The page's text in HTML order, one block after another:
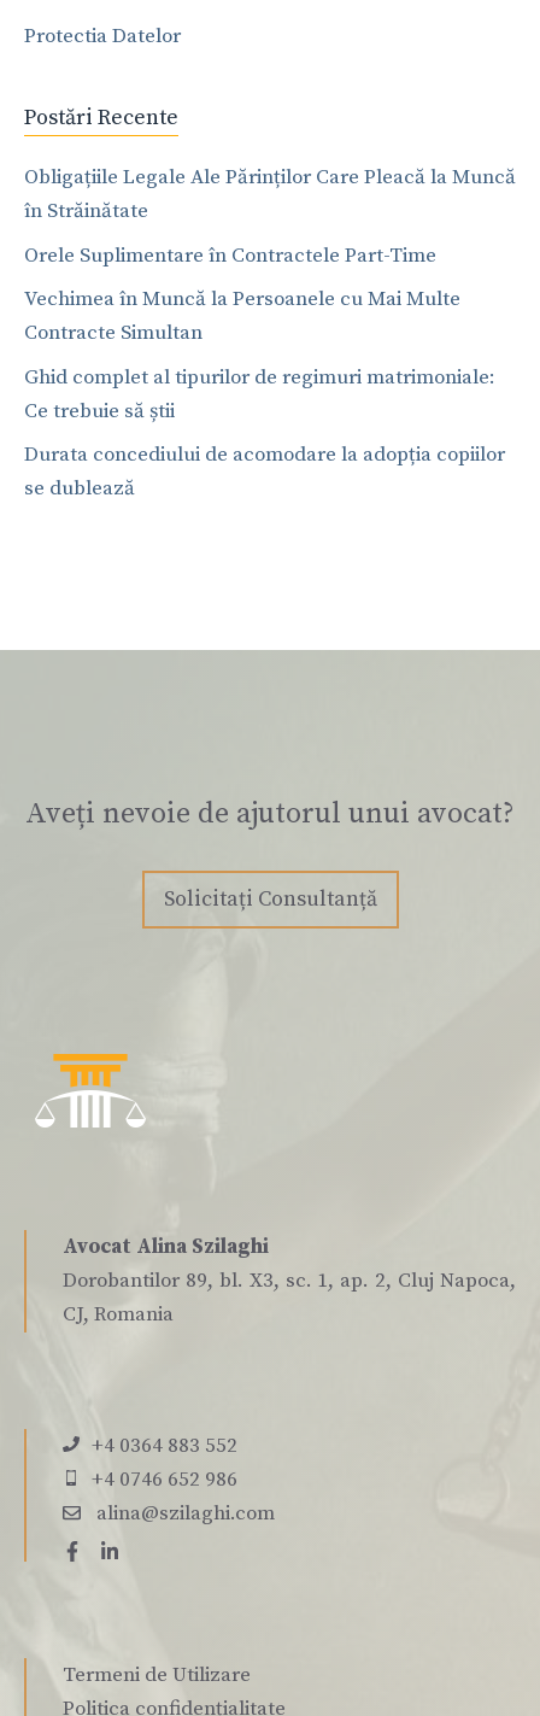
Protectia Datelor
Postări Recente
Obligațiile Legale Ale Părinților Care Pleacă la Muncă
în Străinătate
Orele Suplimentare în Contractele Part-Time
Vechimea în Muncă la Persoanele cu Mai Multe
Contracte Simultan
Ghid complet al tipurilor de regimuri matrimoniale:
Ce trebuie să știi
Durata concediului de acomodare la adopția copiilor
se dublează
Aveți nevoie de ajutorul unui avocat?
Solicitați Consultanță
Avocat Alina Szilaghi
Dorobantilor 89, bl. X3, sc. 1, ap. 2, Cluj Napoca,
CJ, Romania
+4 0364 883 552
+4 0746 652 986
alina@szilaghi.com
Termeni de Utilizare
Politica confidențialitate